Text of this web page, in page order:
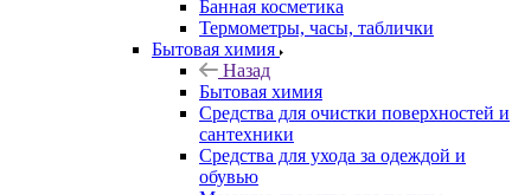
Банная косметика
Термометры, часы, таблички
Бытовая химия
Назад
Бытовая химия
Средства для очистки поверхностей и
сантехники
Средства для ухода за одеждой и
обувью